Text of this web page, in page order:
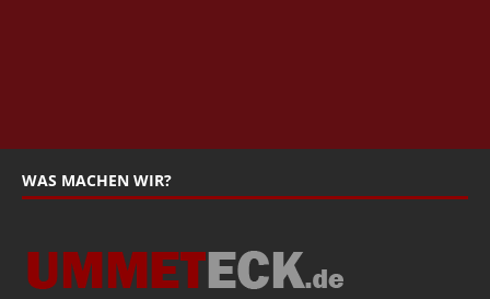
WAS MACHEN WIR?